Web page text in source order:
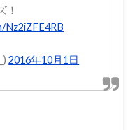
！
Nz2iZFE4RB
2016年10月1日